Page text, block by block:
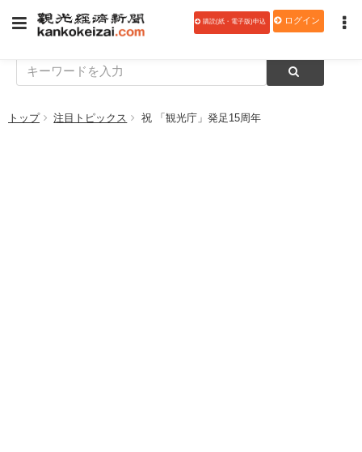
購読(紙・電子版)申込 ログイン
トップ 注目トピックス 祝 「観光庁」発足15周年